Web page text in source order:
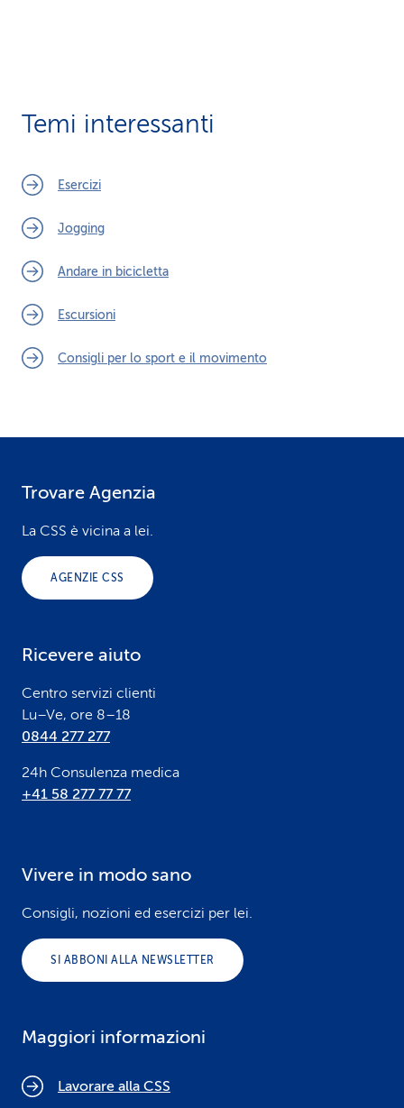
Temi interessanti
Esercizi
Jogging
Andare in bicicletta
Escursioni
Consigli per lo sport e il movimento
Trovare Agenzia
La CSS è vicina a lei.
AGENZIE CSS
Ricevere aiuto
Centro servizi clienti
Lu–Ve, ore 8–18
0844 277 277
24h Consulenza medica
+41 58 277 77 77
Vivere in modo sano
Consigli, nozioni ed esercizi per lei.
SI ABBONI ALLA NEWSLETTER
Maggiori informazioni
Lavorare alla CSS